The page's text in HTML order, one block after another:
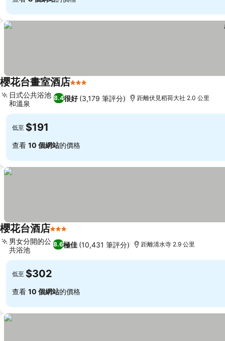
櫻花台畫室酒店3 星級
8.4很好 (3,179 筆評分)
日式公共浴池
和溫泉
距離伏見稻荷大社 2.0 公里
低至 $191
查看 10 個網站的價格
櫻花台酒店3 星級
8.6極佳 (10,431 筆評分)
男女分開的公
共浴池
距離清水寺 2.9 公里
低至 $302
查看 10 個網站的價格